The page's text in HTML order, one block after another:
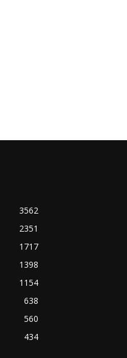
3562
2351
1717
1398
1154
638
560
434